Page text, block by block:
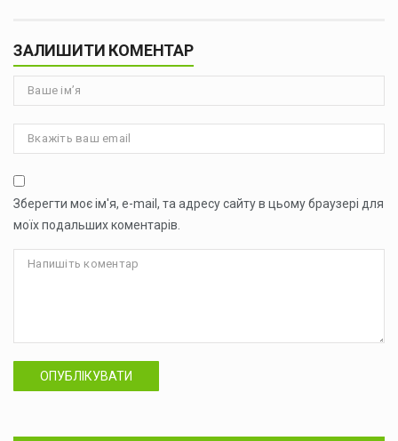
ЗАЛИШИТИ КОМЕНТАР
Зберегти моє ім'я, e-mail, та адресу сайту в цьому браузері для
моїх подальших коментарів.
ОПУБЛІКУВАТИ